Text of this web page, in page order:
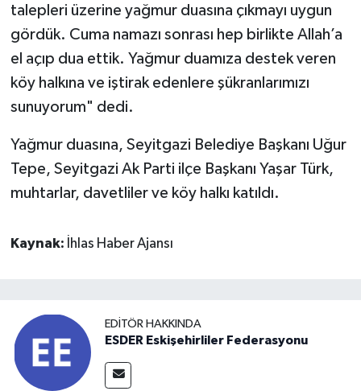
talepleri üzerine yağmur duasına çıkmayı uygun
gördük. Cuma namazı sonrası hep birlikte Allah’a
el açıp dua ettik. Yağmur duamıza destek veren
köy halkına ve iştirak edenlere şükranlarımızı
sunuyorum" dedi.
Yağmur duasına, Seyitgazi Belediye Başkanı Uğur
Tepe, Seyitgazi Ak Parti ilçe Başkanı Yaşar Türk,
muhtarlar, davetliler ve köy halkı katıldı.
Kaynak: İhlas Haber Ajansı
EDITÖR HAKKINDA
ESDER Eskişehirliler Federasyonu